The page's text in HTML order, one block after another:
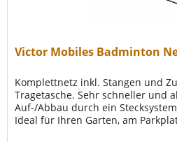
Victor Mobiles Badminton
Komplettnetz inkl. Stangen und
Tragetasche. Sehr schneller und
Auf-/Abbau durch ein
Ideal für Ihren Garten, am